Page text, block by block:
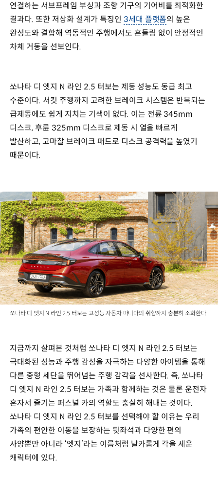
연결하는 서브프레임 부싱과 조향 기구의 기어비를 최적화한
결과다. 또한 저상화 설계가 특징인 3세대 플랫폼의 높은
완성도와 결합해 역동적인 주행에서도 흔들림 없이 안정적인
차체 거동을 선보인다.
쏘나타 디 엣지 N 라인 2.5 터보는 제동 성능도 동급 최고
수준이다. 서킷 주행까지 고려한 브레이크 시스템은 반복되는
급제동에도 쉽게 지치는 기색이 없다. 이는 전륜 345mm
디스크, 후륜 325mm 디스크로 제동 시 열을 빠르게
발산하고, 고마찰 브레이크 패드로 디스크 공격력을 높였기
때문이다.
쏘나타 디 엣지 N 라인 2.5 터보는 고성능 자동차 마니아의 취향까지 충분히 소화한다
지금까지 살펴본 것처럼 쏘나타 디 엣지 N 라인 2.5 터보는
극대화된 성능과 주행 감성을 자극하는 다양한 아이템을 통해
다른 중형 세단을 뛰어넘는 주행 감각을 선사한다. 즉, 쏘나타
디 엣지 N 라인 2.5 터보는 가족과 함께하는 것은 물론 운전자
혼자서 즐기는 퍼스널 카의 역할도 충실히 해내는 것이다.
쏘나타 디 엣지 N 라인 2.5 터보를 선택해야 할 이유는 우리
가족의 편안한 이동을 보장하는 뒷좌석과 다양한 편의
사양뿐만 아니라 ‘엣지’라는 이름처럼 날카롭게 각을 세운
캐릭터에 있다.